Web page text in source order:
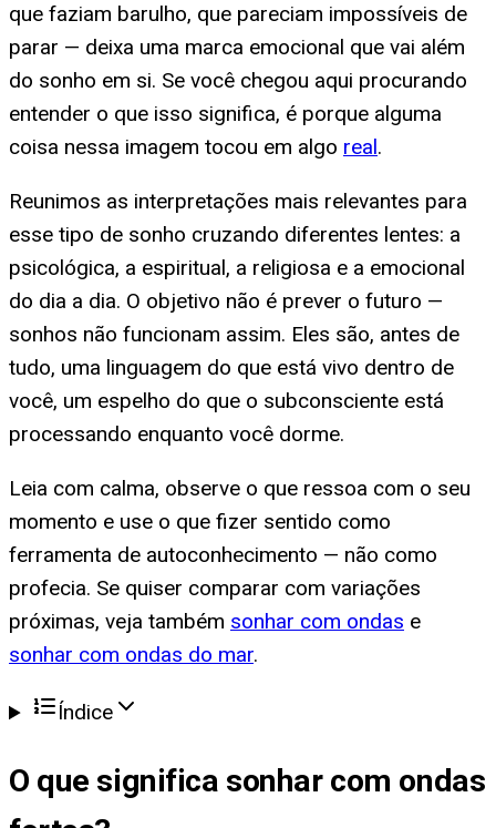
que faziam barulho, que pareciam impossíveis de
parar — deixa uma marca emocional que vai além
do sonho em si. Se você chegou aqui procurando
entender o que isso significa, é porque alguma
coisa nessa imagem tocou em algo real.
Reunimos as interpretações mais relevantes para
esse tipo de sonho cruzando diferentes lentes: a
psicológica, a espiritual, a religiosa e a emocional
do dia a dia. O objetivo não é prever o futuro —
sonhos não funcionam assim. Eles são, antes de
tudo, uma linguagem do que está vivo dentro de
você, um espelho do que o subconsciente está
processando enquanto você dorme.
Leia com calma, observe o que ressoa com o seu
momento e use o que fizer sentido como
ferramenta de autoconhecimento — não como
profecia. Se quiser comparar com variações
próximas, veja também sonhar com ondas e
sonhar com ondas do mar.
Índice
O que significa sonhar com ondas